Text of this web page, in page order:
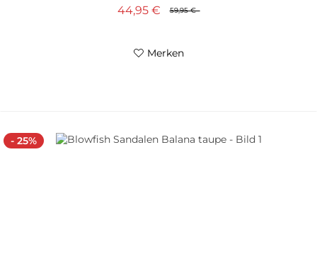
59,95 €
44,95 €
Merken
- 25%